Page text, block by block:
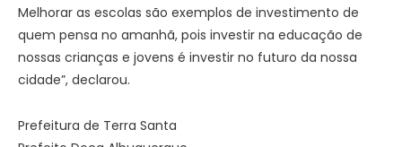
Melhorar as escolas são exemplos de investimento de
quem pensa no amanhã, pois investir na educação de
nossas crianças e jovens é investir no futuro da nossa
cidade”, declarou.
Prefeitura de Terra Santa